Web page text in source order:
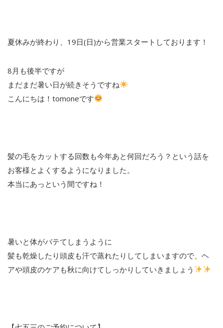
夏休みが終わり、19日(日)から営業スタートしております！
8月も後半ですが
まだまだ暑い日が続きそうですね
こんにちは！tomoneです
髪の毛をカットする回数も今年あと何回だろう？という話を
お客様とよくするようになりました。
本当にあっという間ですね！
暑いと体がバテてしまうように
髪も乾燥したり頭皮も汗で蒸れたりしてしまいますので、ヘ
アや頭皮のケアも秋に向けてしっかりしていきましょう